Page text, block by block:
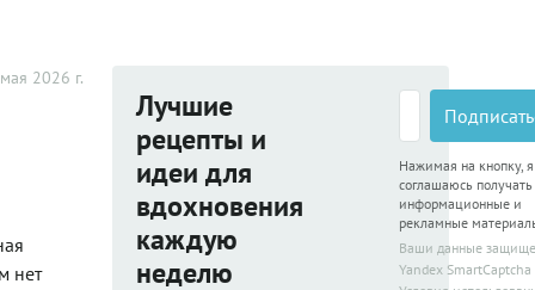
2026 г.
нет
Лучшие
рецепты и
идеи для
вдохновения
каждую
неделю
Нажимая на кнопку, я
соглашаюсь получать
информационные и
рекламные
Ваши данные
Yandex SmartCaptcha